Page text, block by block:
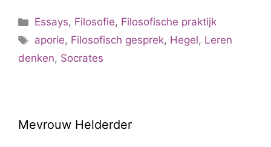
mijn
praktijk
Categorieën
Essays, Filosofie, Filosofische praktijk
Tags
aporie, Filosofisch gesprek, Hegel, Leren
denken, Socrates
Mevrouw Helderder